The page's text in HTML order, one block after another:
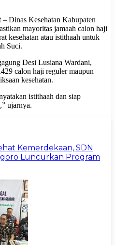
– Dinas Kesehatan Kabupaten
mayoritas jamaah calon haji
kesehatan atau istithaah untuk
Suci.
Desi Lusiana Wardani,
calon haji reguler maupun
kesehatan.
istithaah dan siap
ujarnya.
Kemerdekaan, SDN
Luncurkan Program